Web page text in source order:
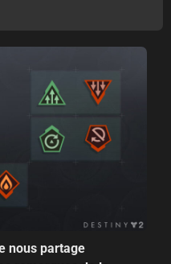
nous partage